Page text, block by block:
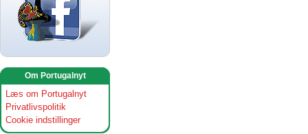
Om Portugalnyt
Læs om Portugalnyt
Privatlivspolitik
Cookie indstillinger